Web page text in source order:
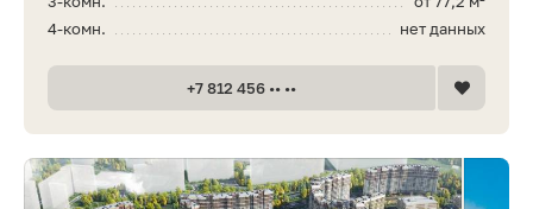
нет данных
4-комн.
+7 812 456 •• ••